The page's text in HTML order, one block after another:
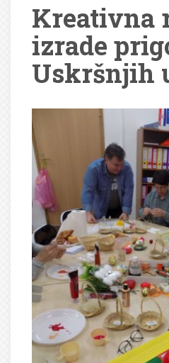
Kreativna
izrade
Uskršnjih